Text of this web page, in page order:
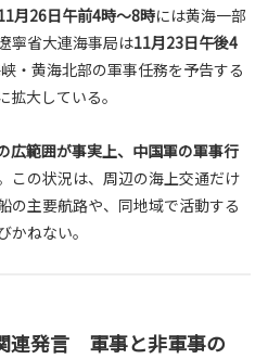
月26日午前4時〜8時には黄海一部
寧省大連海事局は11月23日午後4
・黄海北部の軍事任務を予告する
大している。
広範囲が事実上、中国軍の軍事行
この状況は、周辺の海上交通だけ
の主要航路や、同地域で活動する
かねない。
連発言 軍事と非軍事の